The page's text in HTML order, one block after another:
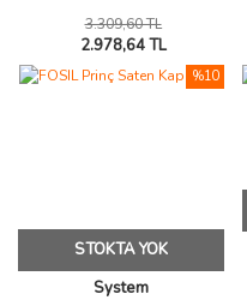
3.309,60 TL
2.978,64 TL
STOKTA YOK
System
%10